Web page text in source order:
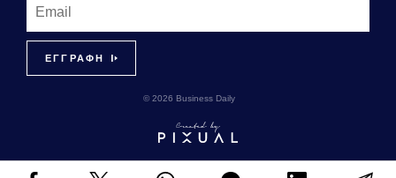
© 2026 Business Daily